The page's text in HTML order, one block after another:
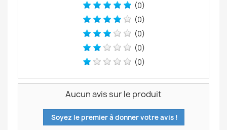
(0)
(0)
(0)
(0)
(0)
Aucun avis sur le produit
Soyez le premier à donner votre avis !